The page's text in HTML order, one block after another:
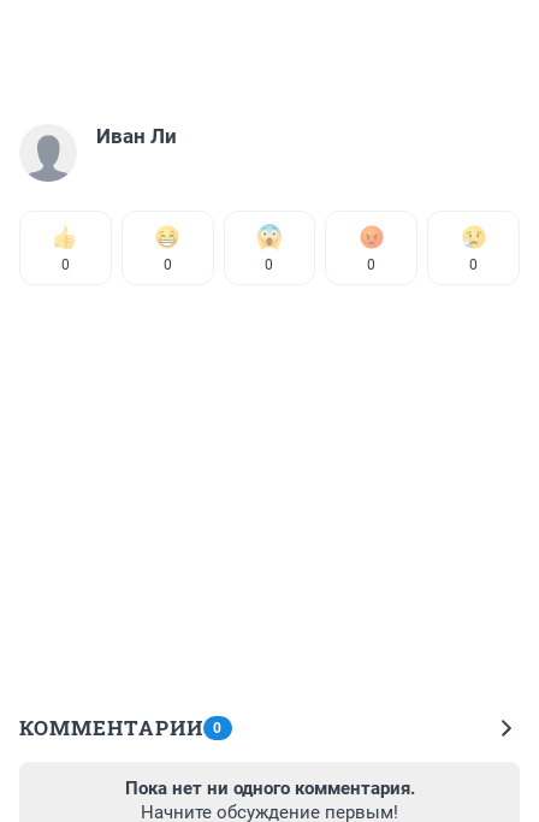
Иван Ли
0 0 0 0 0
КОММЕНТАРИИ 0
Пока нет ни одного комментария.
Начните обсуждение первым!